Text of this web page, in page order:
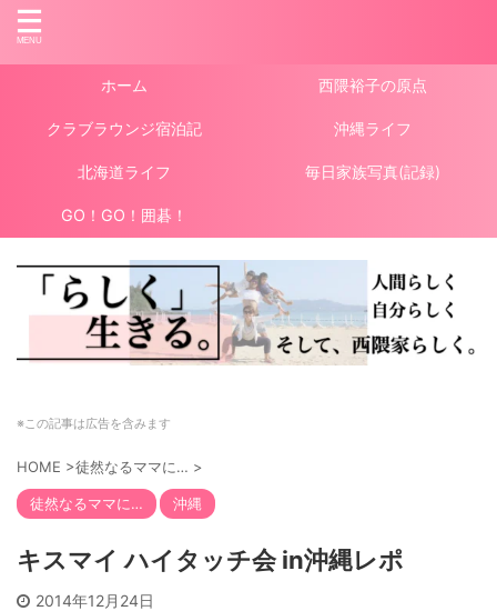
ホーム 西隈裕子の原点
クラブラウンジ宿泊記 沖縄ライフ
北海道ライフ 毎日家族写真(記録)
GO！GO！囲碁！
※この記事は広告を含みます
HOME >徒然なるママに… >
徒然なるママに… 沖縄
キスマイ ハイタッチ会 in沖縄レポ
2014年12月24日